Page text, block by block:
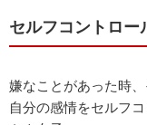
セルフコントロー
嫌なことがあった時
自分の感情をセルフ